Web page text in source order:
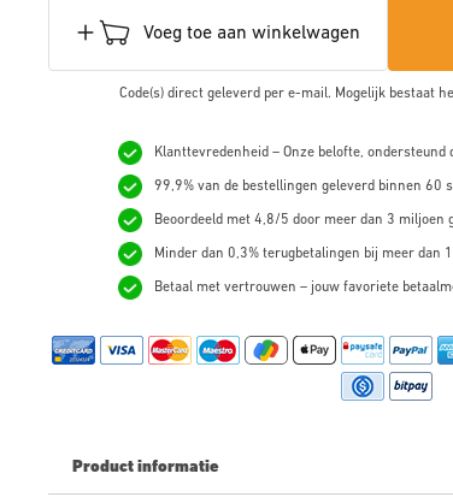
Voeg toe aan winkelwagen
Code(s) direct geleverd per e-mail. Mogelijk bestaat
Klanttevredenheid – Onze belofte, ondersteund
99,9% van de bestellingen geleverd binnen 60
Beoordeeld met 4,8/5 door meer dan 3 miljoen
Minder dan 0,3% terugbetalingen bij meer dan
Betaal met vertrouwen – jouw favoriete
Product informatie